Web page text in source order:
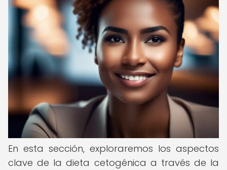
En esta sección, exploraremos los aspectos
clave de la dieta cetogénica a través de la